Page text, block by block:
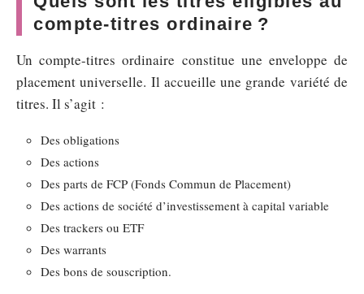
compte-titres ordinaire ?
Un compte-titres ordinaire constitue une enveloppe de
placement universelle. Il accueille une grande variété de
titres. Il s’agit :
Des obligations
Des actions
Des parts de FCP (Fonds Commun de Placement)
Des actions de société d’investissement à capital variable
Des trackers ou ETF
Des warrants
Des bons de souscription.